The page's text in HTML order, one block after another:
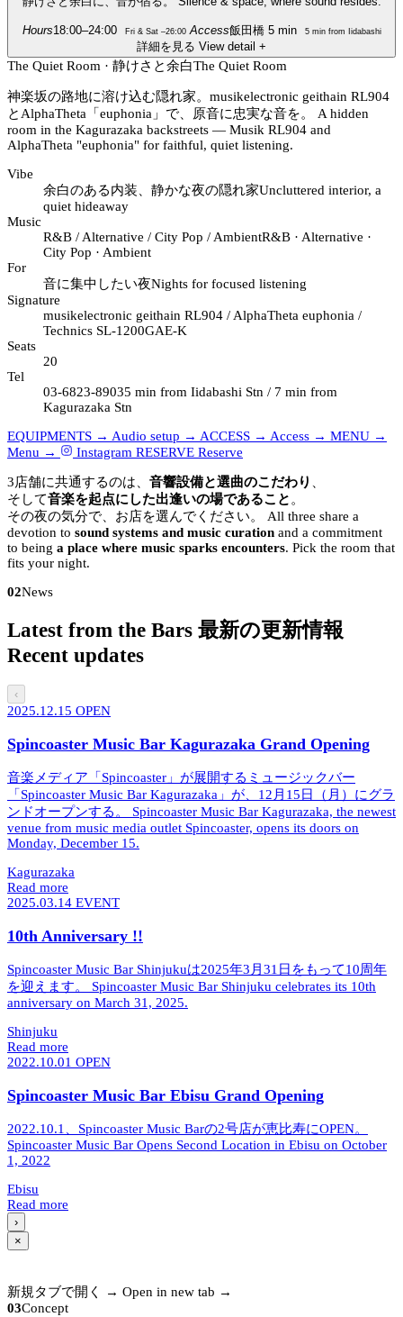
Hours18:00–24:00Fri & Sat –26:00 Access飯田橋 5 min5 min from Iidabashi
詳細を見る View detail +
The Quiet Room · 静けさと余白The Quiet Room
神楽坂の路地に溶け込む隠れ家。musikelectronic geithain RL904
とAlphaTheta「euphonia」で、原音に忠実な音を。
A hidden
room in the Kagurazaka backstreets — Musik RL904 and
AlphaTheta "euphonia" for faithful, quiet listening.
Vibe
余白のある内装、静かな夜の隠れ家Uncluttered interior, a
quiet hideaway
Music
R&B / Alternative / City Pop / AmbientR&B · Alternative ·
City Pop · Ambient
For
音に集中したい夜Nights for focused listening
Signature
musikelectronic geithain RL904 / AlphaTheta euphonia /
Technics SL-1200GAE-K
Seats
20
Tel
03-6823-89035 min from Iidabashi Stn / 7 min from
Kagurazaka Stn
EQUIPMENTS → Audio setup → ACCESS → Access → MENU →
Menu →
Instagram RESERVE Reserve
3店舗に共通するのは、 音響設備と選曲のこだわり
そして音楽を起点にした出逢いの場であること 。
その夜の気分で、お店を選んでください。
All three share a
devotion to sound systems and music curation and a commitment
to being a place where music sparks encounters. Pick the room that
fits your night.
02News
Latest from the Bars 最新の更新情報
Recent updates
‹
2025.12.15 OPEN
Spincoaster Music Bar Kagurazaka Grand Opening
音楽メディア「Spincoaster」が展開するミュージックバー
「Spincoaster Music Bar Kagurazaka」が、12月15日（月）にグラ
ンドオープンする。
Spincoaster Music Bar Kagurazaka, the newest
venue from music media outlet Spincoaster, opens its doors on
Monday, December 15.
Kagurazaka
Read more
2025.03.14 EVENT
10th Anniversary !!
Spincoaster Music Bar Shinjukuは2025年3月31日をもって10周年
を迎えます。
Spincoaster Music Bar Shinjuku celebrates its 10th
anniversary on March 31, 2025.
Shinjuku
Read more
2022.10.01 OPEN
Spincoaster Music Bar Ebisu Grand Opening
2022.10.1、Spincoaster Music Barの2号店が恵比寿にOPEN。
Spincoaster Music Bar Opens Second Location in Ebisu on October
1, 2022
Ebisu
Read more
›
×
新規タブで開く → Open in new tab →
03Concept